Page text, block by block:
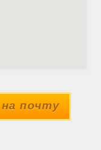
почту